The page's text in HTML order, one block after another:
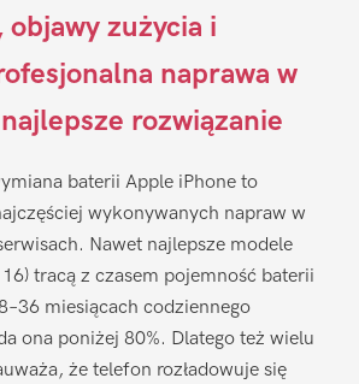
objawy zużycia i
naprawa w
rozwiązanie
baterii Apple iPhone to
wykonywanych napraw w
Nawet najlepsze modele
tracą z czasem pojemność baterii
miesiącach codziennego
ona poniżej 80%. Dlatego też wielu
że telefon rozładowuje się